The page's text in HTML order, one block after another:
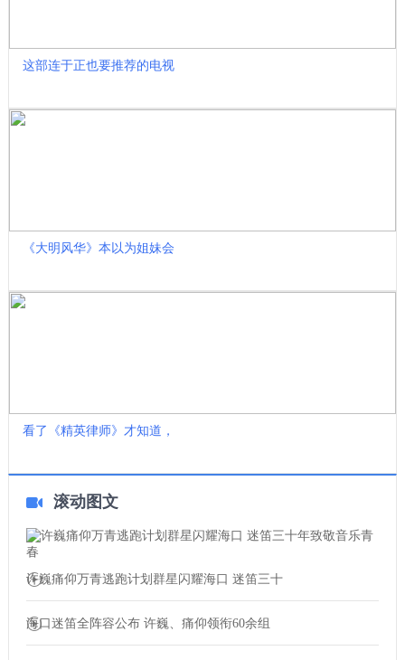
这部连于正也要推荐的电视
《大明风华》本以为姐妹会
看了《精英律师》才知道，
滚动图文
许巍痛仰万青逃跑计划群星闪耀海口 迷笛三十
海口迷笛全阵容公布 许巍、痛仰领衔60余组